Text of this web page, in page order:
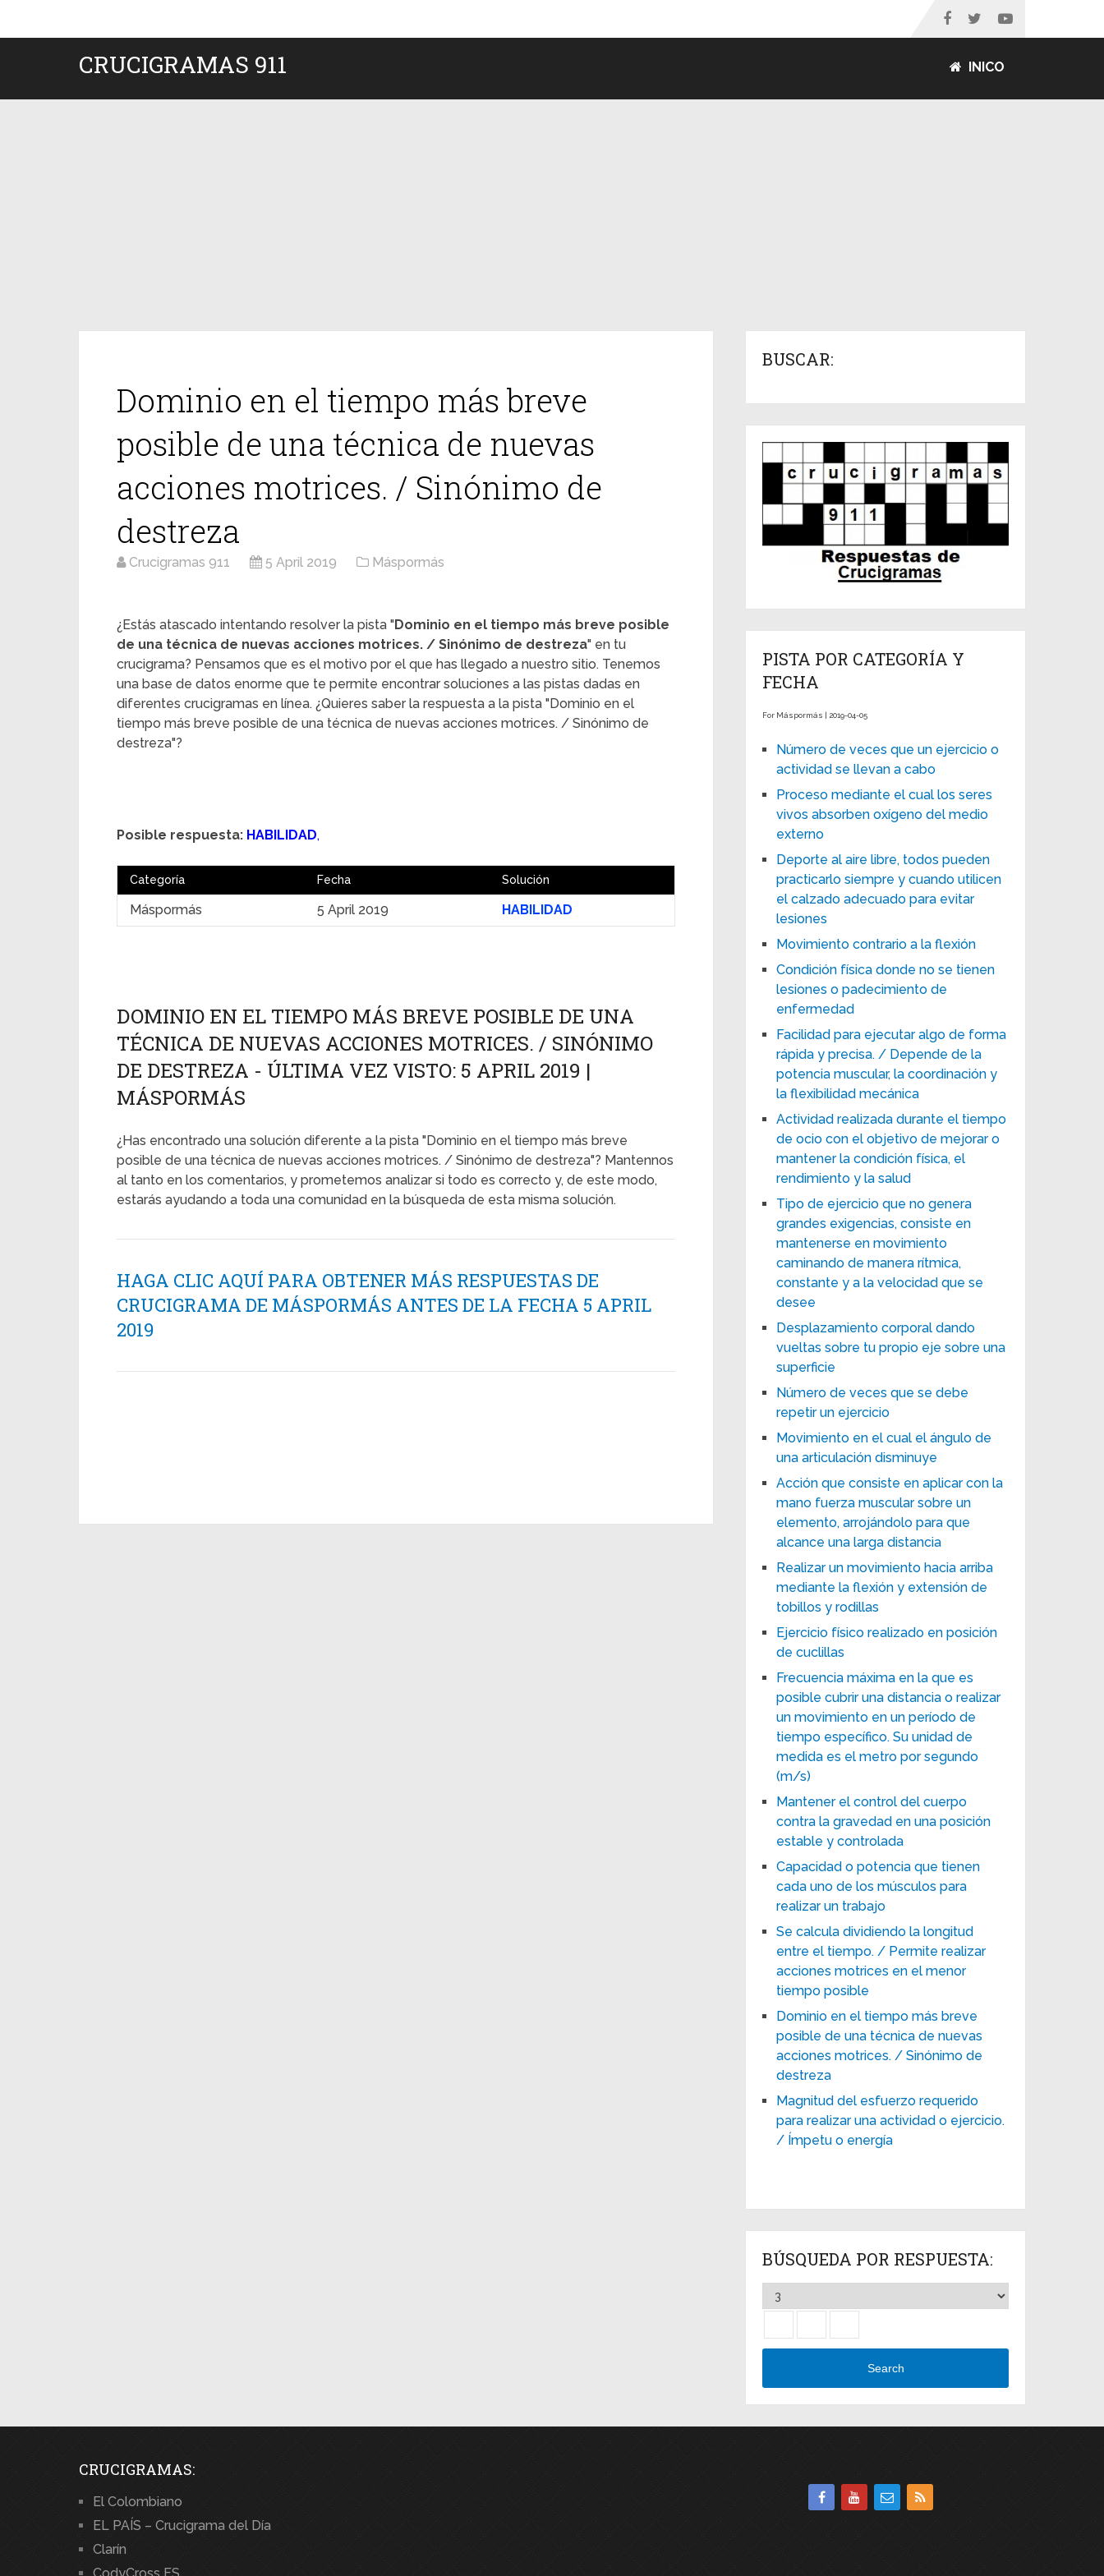
CRUCIGRAMAS 911 INICO
Dominio en el tiempo más breve
posible de una técnica de nuevas
acciones motrices. / Sinónimo de
destreza
Crucigramas 911 5 April 2019 Máspormás
¿Estás atascado intentando resolver la pista "Dominio en el tiempo más breve posible
de una técnica de nuevas acciones motrices. / Sinónimo de destreza" en tu
crucigrama? Pensamos que es el motivo por el que has llegado a nuestro sitio. Tenemos
una base de datos enorme que te permite encontrar soluciones a las pistas dadas en
diferentes crucigramas en línea. ¿Quieres saber la respuesta a la pista "Dominio en el
tiempo más breve posible de una técnica de nuevas acciones motrices. / Sinónimo de
destreza"?
Posible respuesta: HABILIDAD,
Categoría Fecha Solución
Máspormás 5 April 2019 HABILIDAD
DOMINIO EN EL TIEMPO MÁS BREVE POSIBLE DE UNA
TÉCNICA DE NUEVAS ACCIONES MOTRICES. / SINÓNIMO
DE DESTREZA - ÚLTIMA VEZ VISTO: 5 APRIL 2019 |
MÁSPORMÁS
¿Has encontrado una solución diferente a la pista "Dominio en el tiempo más breve
posible de una técnica de nuevas acciones motrices. / Sinónimo de destreza"? Mantennos
al tanto en los comentarios, y prometemos analizar si todo es correcto y, de este modo,
estarás ayudando a toda una comunidad en la búsqueda de esta misma solución.
HAGA CLIC AQUÍ PARA OBTENER MÁS RESPUESTAS DE
CRUCIGRAMA DE MÁSPORMÁS ANTES DE LA FECHA 5 APRIL
2019
BUSCAR:
PISTA POR CATEGORÍA Y
FECHA
For Máspormás | 2019-04-05
Número de veces que un ejercicio o
actividad se llevan a cabo
Proceso mediante el cual los seres
vivos absorben oxígeno del medio
externo
Deporte al aire libre, todos pueden
practicarlo siempre y cuando utilicen
el calzado adecuado para evitar
lesiones
Movimiento contrario a la flexión
Condición física donde no se tienen
lesiones o padecimiento de
enfermedad
Facilidad para ejecutar algo de forma
rápida y precisa. / Depende de la
potencia muscular, la coordinación y
la flexibilidad mecánica
Actividad realizada durante el tiempo
de ocio con el objetivo de mejorar o
mantener la condición física, el
rendimiento y la salud
Tipo de ejercicio que no genera
grandes exigencias, consiste en
mantenerse en movimiento
caminando de manera rítmica,
constante y a la velocidad que se
desee
Desplazamiento corporal dando
vueltas sobre tu propio eje sobre una
superficie
Número de veces que se debe
repetir un ejercicio
Movimiento en el cual el ángulo de
una articulación disminuye
Acción que consiste en aplicar con la
mano fuerza muscular sobre un
elemento, arrojándolo para que
alcance una larga distancia
Realizar un movimiento hacia arriba
mediante la flexión y extensión de
tobillos y rodillas
Ejercicio físico realizado en posición
de cuclillas
Frecuencia máxima en la que es
posible cubrir una distancia o realizar
un movimiento en un período de
tiempo específico. Su unidad de
medida es el metro por segundo
(m/s)
Mantener el control del cuerpo
contra la gravedad en una posición
estable y controlada
Capacidad o potencia que tienen
cada uno de los músculos para
realizar un trabajo
Se calcula dividiendo la longitud
entre el tiempo. / Permite realizar
acciones motrices en el menor
tiempo posible
Dominio en el tiempo más breve
posible de una técnica de nuevas
acciones motrices. / Sinónimo de
destreza
Magnitud del esfuerzo requerido
para realizar una actividad o ejercicio.
/ Ímpetu o energía
BÚSQUEDA POR RESPUESTA:
Search
CRUCIGRAMAS:
El Colombiano
EL PAÍS – Crucigrama del Día
Clarín
CodyCross ES